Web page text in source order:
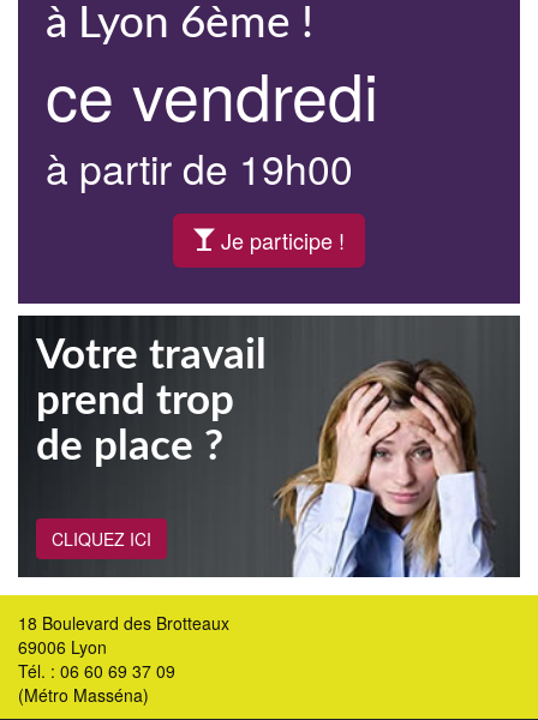
à Lyon 6ème !
ce vendredi
à partir de 19h00
Je participe !
Votre travail
prend trop
de place ?
CLIQUEZ ICI
18 Boulevard des Brotteaux
69006 Lyon
Tél. : 06 60 69 37 09
(Métro Masséna)